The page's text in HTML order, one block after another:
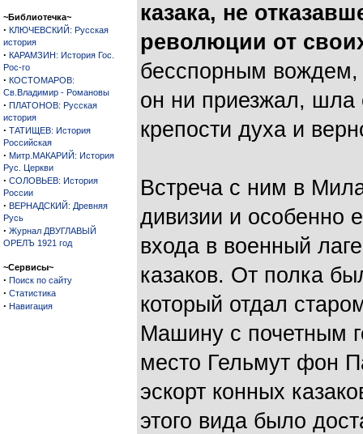
~Библиотечка~
· КЛЮЧЕВСКИЙ: Русская
история
· КАРАМЗИН: История Гос.
Рос-го
· КОСТОМАРОВ:
Св.Владимир - Романовы
· ПЛАТОНОВ: Русская
история
· ТАТИЩЕВ: История
Российская
· Митр.МАКАРИЙ: История
Рус. Церкви
· СОЛОВЬЕВ: История
России
· ВЕРНАДСКИЙ: Древняя
Русь
· Журнал ДВУГЛАВЫЙ
ОРЕЛЪ 1921 год
~Сервисы~
· Поиск по сайту
· Статистика
· Навигация
казака, не
революции от
бесспорным вождем,
он ни приезжал, шла
крепости духа и
Встреча с ним в
дивизии и особенно
входа в военный
казаков. От полка
который отдал
Машину с почетным
место Гельмут фон
эскорт конных
этого вида было